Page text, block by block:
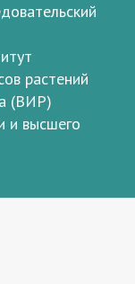
растений
(ВИР)
и высшего